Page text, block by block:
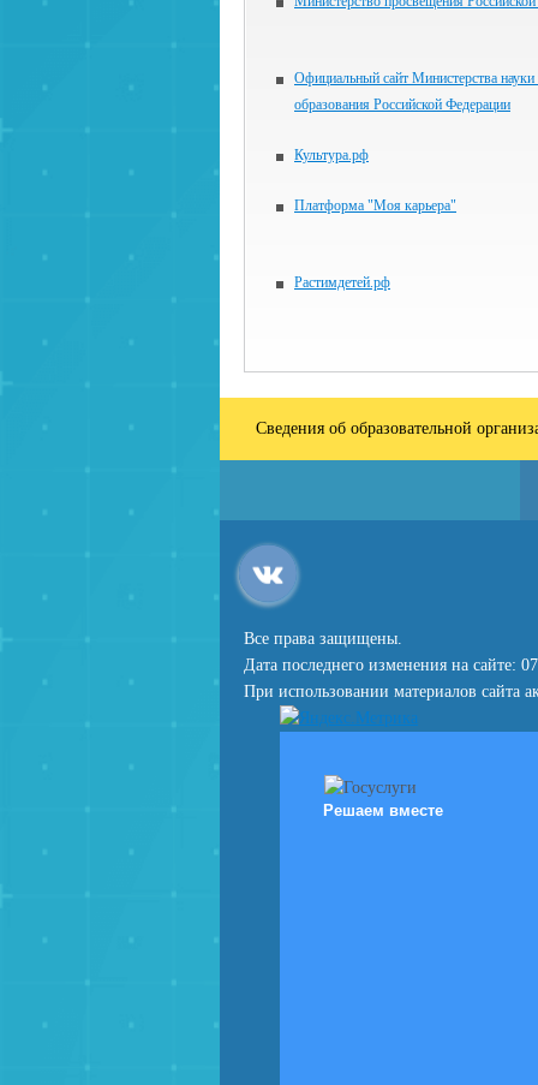
Официальный сайт Министерства
образования Российской Федерации
Культура.рф
Платформа "Моя карьера"
Растимдетей.рф
Сведения об образовательной
Все права защищены.
Дата последнего изменения на сайте:
При использовании материалов сайта
Решаем вместе